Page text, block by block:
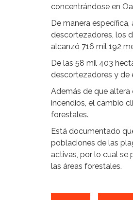
concentrándose en
De manera
descortezadores, los
alcanzó 716 mil 192
De las 58 mil 403
descortezadores y de
Además de que altera
incendios, el cambio
forestales.
Está documentado
poblaciones de las
activas, por lo cual se
las áreas forestales.